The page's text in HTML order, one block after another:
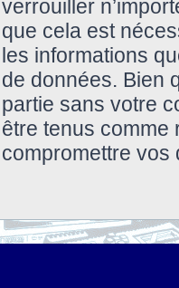
verrouiller
que cela est
les informations
de données. Bien
partie sans votre
être tenus comme
compromettre vos